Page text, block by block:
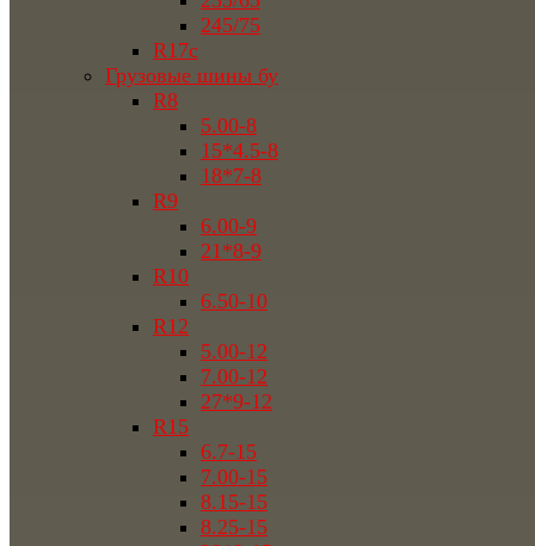
245/75
R17c
Грузовые шины бу
R8
5.00-8
15*4.5-8
18*7-8
R9
6.00-9
21*8-9
R10
6.50-10
R12
5.00-12
7.00-12
27*9-12
R15
6.7-15
7.00-15
8.15-15
8.25-15